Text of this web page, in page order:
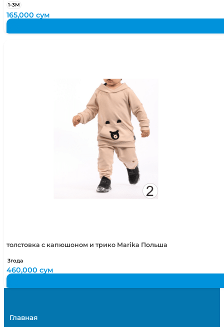
1-3М
165,000сум
толстовка с капюшоном и трико Marika Польша
3года
460,000сум
Главная